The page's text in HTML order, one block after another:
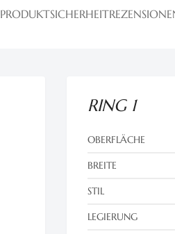
PRODUKTSICHERHEIT
RING 1
OBERFLÄCHE
BREITE
STIL
LEGIERUNG